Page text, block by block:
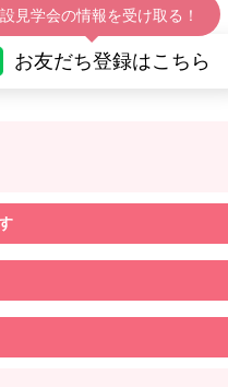
見学会の情報を受け取る！
お友だち登録はこちら